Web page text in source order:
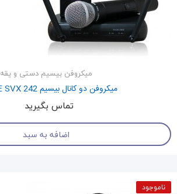
میکروفن بیسیم دستی و یقه
میکروفن دو کانال بیسیم SHURE SVX 242
تماس بگیرید
اضافه به سبد
ناموجود